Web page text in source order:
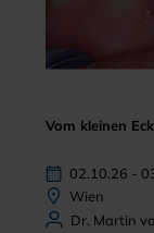
Vom kleinen
02.10.26 -
Wien
Dr. Martin